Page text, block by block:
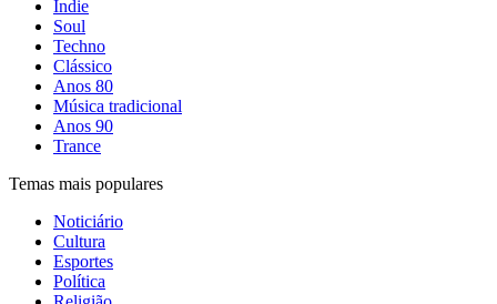
Indie
Soul
Techno
Clássico
Anos 80
Música tradicional
Anos 90
Trance
Temas mais populares
Noticiário
Cultura
Esportes
Política